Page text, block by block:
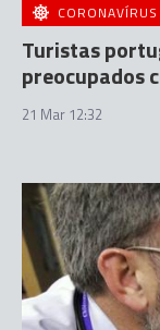
CORONAVÍRUS
Turistas
preocupados
21 Mar 12:32